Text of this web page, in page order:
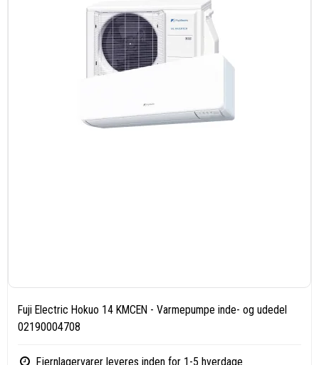
Fuji Electric Hokuo 14 KMCEN - Varmepumpe inde- og udedel
02190004708
Fjernlagervarer leveres inden for 1-5 hverdage